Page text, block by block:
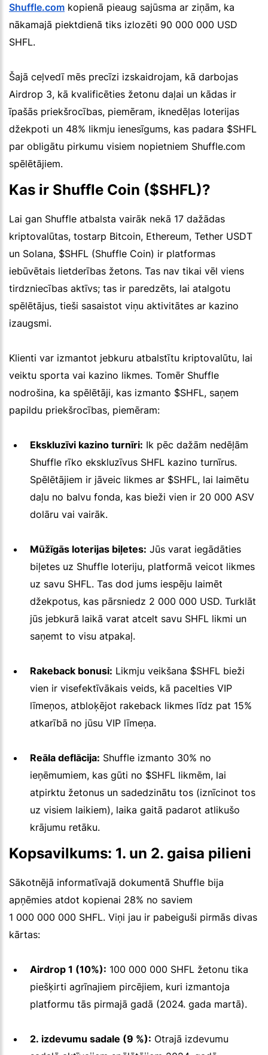
Shuffle.com kopienā pieaug sajūsma ar ziņām, ka
nākamajā piektdienā tiks izlozēti 90 000 000 USD
SHFL.
Šajā ceļvedī mēs precīzi izskaidrojam, kā darbojas
Airdrop 3, kā kvalificēties žetonu daļai un kādas ir
īpašās priekšrocības, piemēram, iknedēļas loterijas
džekpoti un 48% likmju ienesīgums, kas padara $SHFL
par obligātu pirkumu visiem nopietniem Shuffle.com
spēlētājiem.
Kas ir Shuffle Coin ($SHFL)?
Lai gan Shuffle atbalsta vairāk nekā 17 dažādas
kriptovalūtas, tostarp Bitcoin, Ethereum, Tether USDT
un Solana, $SHFL (Shuffle Coin) ir platformas
iebūvētais lietderības žetons. Tas nav tikai vēl viens
tirdzniecības aktīvs; tas ir paredzēts, lai atalgotu
spēlētājus, tieši sasaistot viņu aktivitātes ar kazino
izaugsmi.
Klienti var izmantot jebkuru atbalstītu kriptovalūtu, lai
veiktu sporta vai kazino likmes. Tomēr Shuffle
nodrošina, ka spēlētāji, kas izmanto $SHFL, saņem
papildu priekšrocības, piemēram:
Ekskluzīvi kazino turnīri: Ik pēc dažām nedēļām
Shuffle rīko ekskluzīvus SHFL kazino turnīrus.
Spēlētājiem ir jāveic likmes ar $SHFL, lai laimētu
daļu no balvu fonda, kas bieži vien ir 20 000 ASV
dolāru vai vairāk.
Mūžīgās loterijas biļetes: Jūs varat iegādāties
biļetes uz Shuffle loteriju, platformā veicot likmes
uz savu SHFL. Tas dod jums iespēju laimēt
džekpotus, kas pārsniedz 2 000 000 USD. Turklāt
jūs jebkurā laikā varat atcelt savu SHFL likmi un
saņemt to visu atpakaļ.
Rakeback bonusi: Likmju veikšana $SHFL bieži
vien ir visefektīvākais veids, kā pacelties VIP
līmeņos, atbloķējot rakeback likmes līdz pat 15%
atkarībā no jūsu VIP līmeņa.
Reāla deflācija: Shuffle izmanto 30% no
ieņēmumiem, kas gūti no $SHFL likmēm, lai
atpirktu žetonus un sadedzinātu tos (iznīcinot tos
uz visiem laikiem), laika gaitā padarot atlikušo
krājumu retāku.
Kopsavilkums: 1. un 2. gaisa pilieni
Sākotnējā informatīvajā dokumentā Shuffle bija
apņēmies atdot kopienai 28% no saviem
1 000 000 000 SHFL. Viņi jau ir pabeiguši pirmās divas
kārtas:
Airdrop 1 (10%): 100 000 000 SHFL žetonu tika
piešķirti agrīnajiem pircējiem, kuri izmantoja
platformu tās pirmajā gadā (2024. gada martā).
2. izdevumu sadale (9 %): Otrajā izdevumu